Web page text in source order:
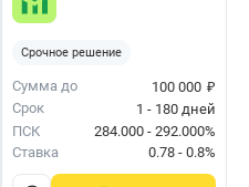
Срочное решение
Сумма до 100 000 ₽
Срок
1 - 180 дней
ПСК
284.000 - 292.000%
Ставка
0.78 - 0.8%